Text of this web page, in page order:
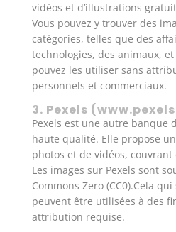
vidéos et d’illustrations
Vous pouvez y trouver des
catégories, telles que des
technologies, des animaux,
pouvez les utiliser sans
personnels et commerciaux.
3. Pexels (
Pexels est une autre banque
haute qualité. Elle propose
photos et de vidéos,
Les images sur Pexels sont
Commons Zero (CC0).Cela
peuvent être utilisées à des
attribution requise.